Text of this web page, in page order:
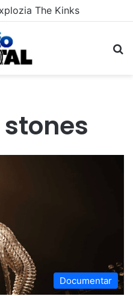
The Kinks
Documentar